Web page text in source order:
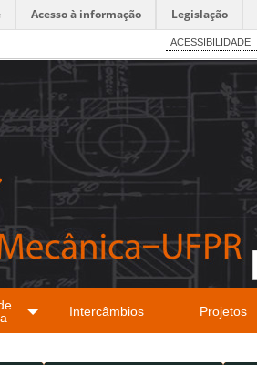
Acesso à informação Legislação
ACESSIBILIDADE
Intercâmbios Projetos